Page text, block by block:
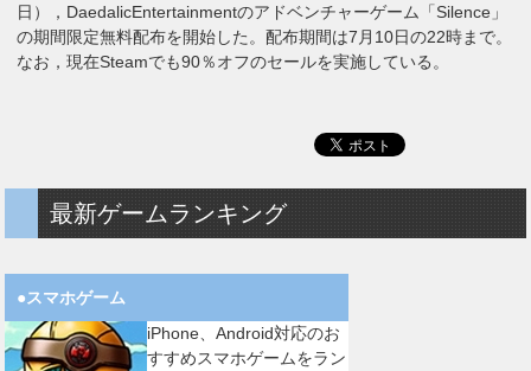
日），DaedalicEntertainmentのアドベンチャーゲーム「Silence」
の期間限定無料配布を開始した。配布期間は7月10日の22時まで。
なお，現在Steamでも90％オフのセールを実施している。
最新ゲームランキング
●スマホゲーム
iPhone、Android対応のお
すすめスマホゲームをラン